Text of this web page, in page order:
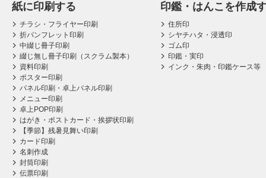
紙に印刷する
チラシ・フライヤー印刷
折パンフレット印刷
中綴じ冊子印刷
綴じ無し冊子印刷（スクラム製本）
資料印刷
ポスター印刷
パネル印刷・卓上パネル印刷
メニュー印刷
卓上POP印刷
はがき・ポストカード・挨拶状印刷
【季節】残暑見舞い印刷
カード印刷
名刺作成
封筒印刷
伝票印刷
印鑑・はんこを作成
住所印
シヤチハタ・浸透印
ゴム印
印鑑・実印
インク・朱肉・印鑑ケース等